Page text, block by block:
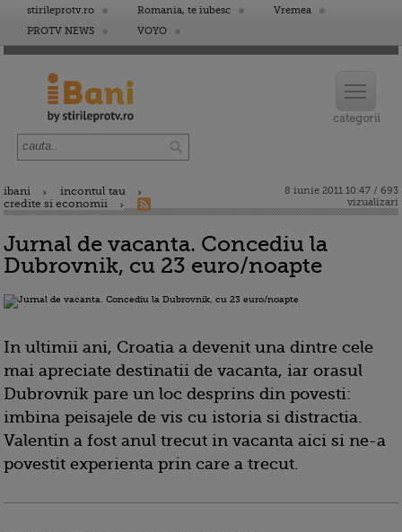
stirileprotv.ro Romania, te iubesc
Vremea
PROTV NEWS
VOYO
ibani
incontul tau
credite si economii
8 iunie 2011 10:47 / 693
vizualizari
Jurnal de vacanta. Concediu la
Dubrovnik, cu 23 euro/noapte
In ultimii ani, Croatia a devenit una dintre cele
mai apreciate destinatii de vacanta, iar orasul
Dubrovnik pare un loc desprins din povesti:
imbina peisajele de vis cu istoria si distractia.
Valentin a fost anul trecut in vacanta aici si ne-a
povestit experienta prin care a trecut.